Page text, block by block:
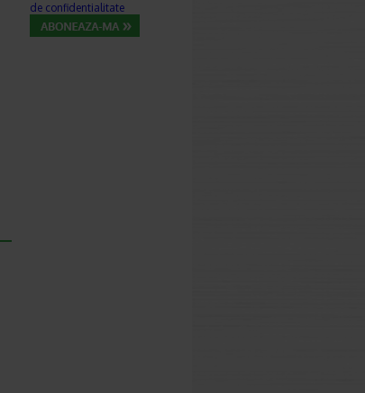
de confidentialitate